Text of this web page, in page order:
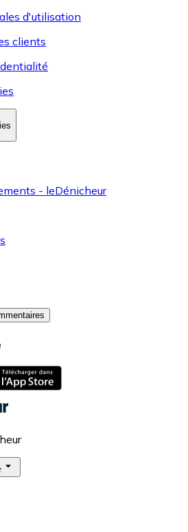
d'utilisation
clients
- leDénicheur